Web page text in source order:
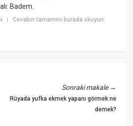
Badem.
|Cevabın tamamını burada okuyun:
Sonraki makale→
Rüyada yufka ekmek yapanı görmek ne
demek?